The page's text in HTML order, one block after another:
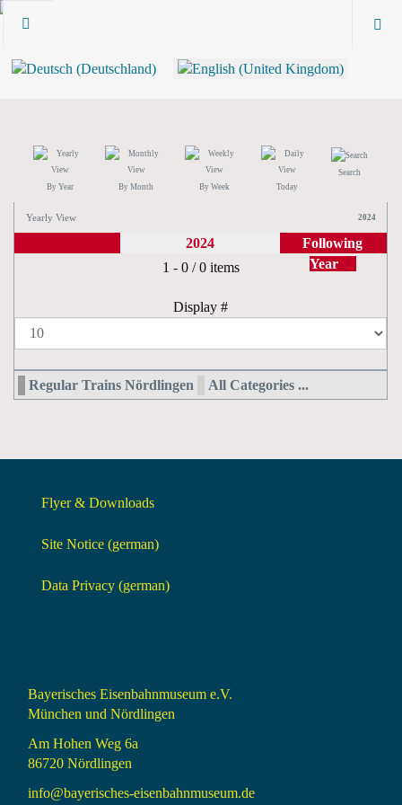
By Year By Month By Week Today
Search
Yearly View 2024
2024
Following
Year
Pagination List Limit
1 - 0 / 0 items
Display #
Regular Trains Nördlingen All Categories ...
Flyer & Downloads
Site Notice (german)
Data Privacy (german)
Bayerisches Eisenbahnmuseum e.V.
München und Nördlingen
Am Hohen Weg 6a
86720 Nördlingen
info@bayerisches-eisenbahnmuseum.de